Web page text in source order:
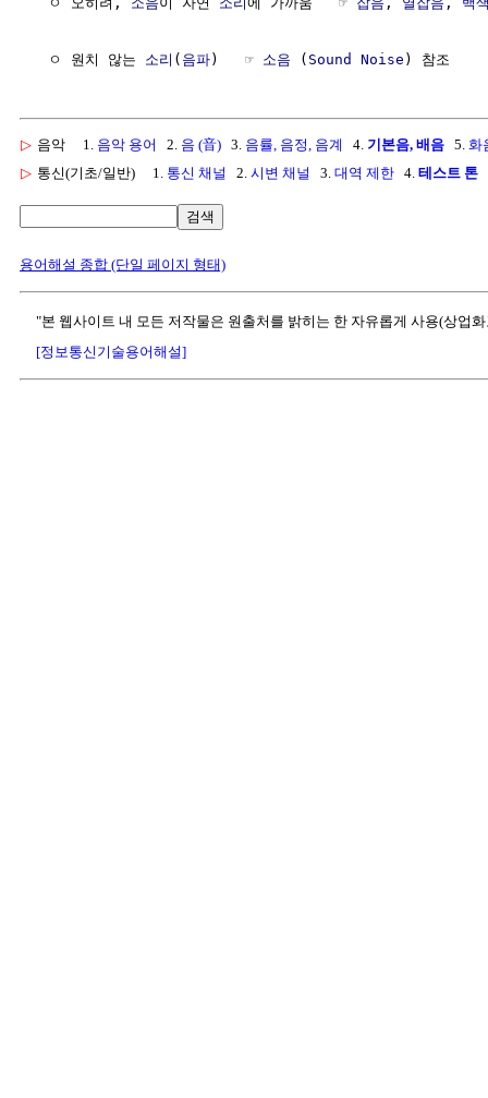
  ㅇ 원치 않는
소리 ( 음파)   ☞ 소음 ( Sound Noise
▷ 음악 1. 음악 용어 2. 음 (音) 3. 음률, 음정, 음계 4. 기본음, 배음 5. 화
▷ 통신(기초/일반) 1. 통신 채널 2. 시변 채널 3. 대역 제한 4. 테스트 톤
검색
용어해설 종합 (단일 페이지 형태)
"본 웹사이트 내 모든 저작물은 원출처를 밝히는 한 자유롭게 사용(상업
[정보통신기술용어해설]